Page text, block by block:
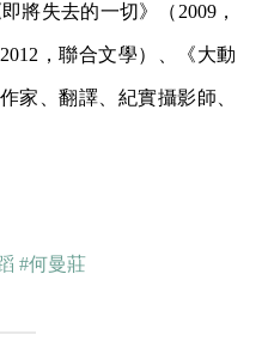
將失去的一切》（2009，
，聯合文學）、《大動
家、翻譯、紀實攝影師、
#何曼莊